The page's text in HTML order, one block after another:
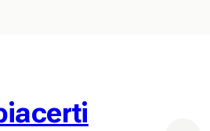
del vino con 60 posti a sedere